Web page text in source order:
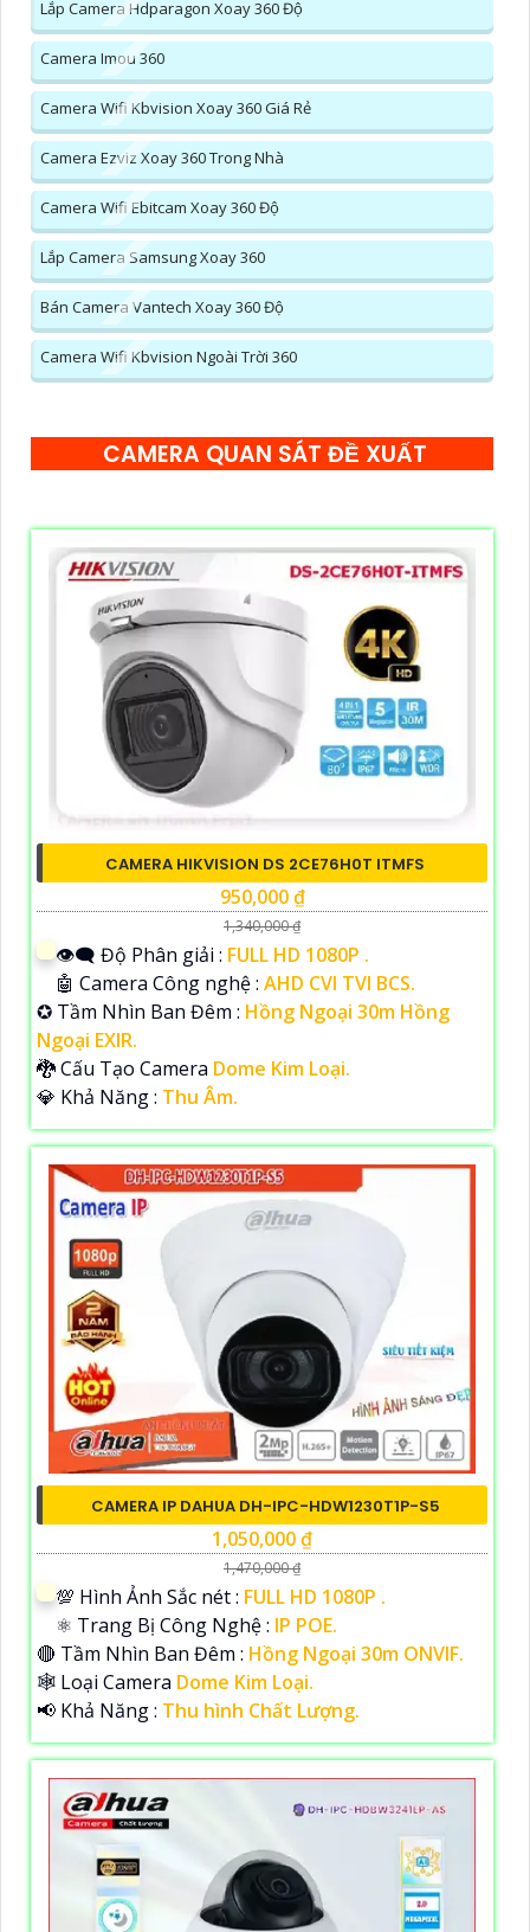
Lắp Camera Hdparagon Xoay 360 Độ
Camera Imou 360
Camera Wifi Kbvision Xoay 360 Giá Rẻ
Camera Ezviz Xoay 360 Trong Nhà
Camera Wifi Ebitcam Xoay 360 Độ
Lắp Camera Samsung Xoay 360
Bán Camera Vantech Xoay 360 Độ
Camera Wifi Kbvision Ngoài Trời 360
CAMERA QUAN SÁT ĐỀ XUẤT
CAMERA HIKVISION DS 2CE76H0T ITMFS
950,000 ₫
1,340,000 ₫
👁️‍🗨 Độ Phân giải : FULL HD 1080P .
🤖️ Camera Công nghệ : AHD CVI TVI BCS.
✪ Tầm Nhìn Ban Đêm : Hồng Ngoại 30m Hồng
Ngoại EXIR.
🐉️ Cấu Tạo Camera Dome Kim Loại.
️💎 Khả Năng : Thu Âm.
CAMERA IP DAHUA DH-IPC-HDW1230T1P-S5
1,050,000 ₫
1,470,000 ₫
💯 Hình Ảnh Sắc nét : FULL HD 1080P .
⚛️ Trang Bị Công Nghệ : IP POE.
🔴 Tầm Nhìn Ban Đêm : Hồng Ngoại 30m ONVIF.
🕸️ Loại Camera Dome Kim Loại.
️📢 Khả Năng : Thu hình Chất Lượng.